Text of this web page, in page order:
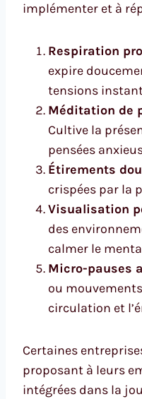
implémenter et à
Respiration
expire
tensions
Méditation de
Cultive la
pensées
Étirements
crispées par la
Visualisation
des
calmer le
Micro-pauses
ou
circulation et
Certaines
proposant à leurs
intégrées dans la